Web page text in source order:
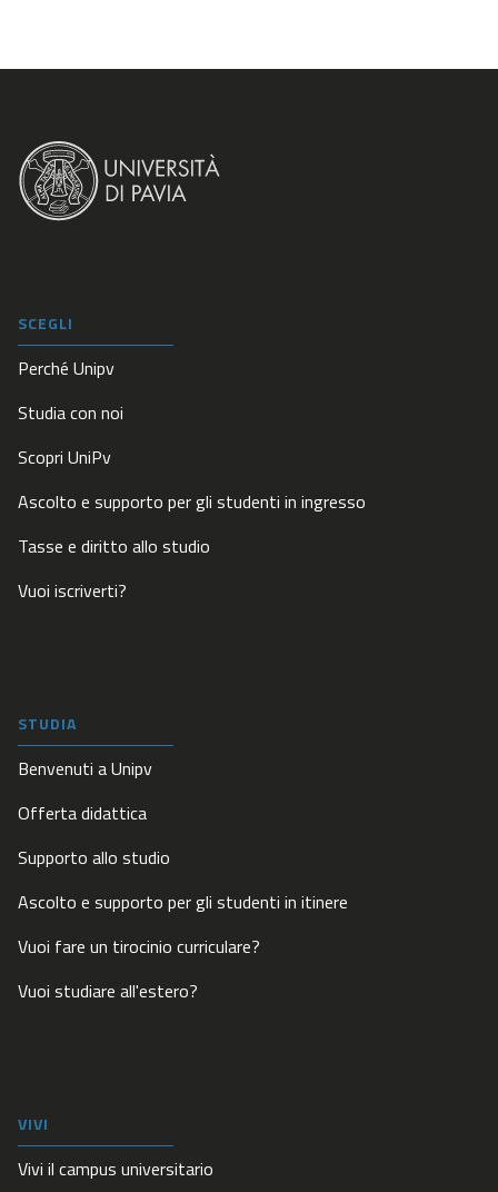
SCEGLI
Perché Unipv
Studia con noi
Scopri UniPv
Ascolto e supporto per gli studenti in ingresso
Tasse e diritto allo studio
Vuoi iscriverti?
STUDIA
Benvenuti a Unipv
Offerta didattica
Supporto allo studio
Ascolto e supporto per gli studenti in itinere
Vuoi fare un tirocinio curriculare?
Vuoi studiare all'estero?
VIVI
Vivi il campus universitario